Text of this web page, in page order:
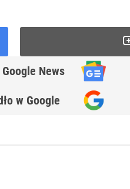
Google News
w Google